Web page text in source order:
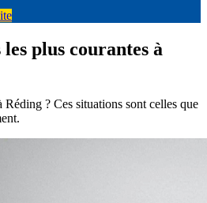
plus courantes à
? Ces situations sont celles que